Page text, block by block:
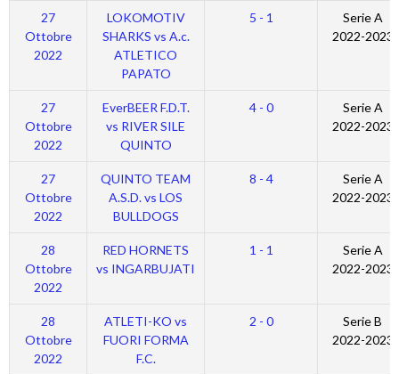
27
Ottobre
2022
LOKOMOTIV
SHARKS vs A.c.
ATLETICO
PAPATO
5 - 1
Serie A
2022-2023
27
Ottobre
2022
EverBEER F.D.T.
vs RIVER SILE
QUINTO
4 - 0
Serie A
2022-2023
27
Ottobre
2022
QUINTO TEAM
A.S.D. vs LOS
BULLDOGS
8 - 4
Serie A
2022-2023
28
Ottobre
2022
RED HORNETS
vs INGARBUJATI
1 - 1
Serie A
2022-2023
28
Ottobre
2022
ATLETI-KO vs
FUORI FORMA
F.C.
2 - 0
Serie B
2022-2023